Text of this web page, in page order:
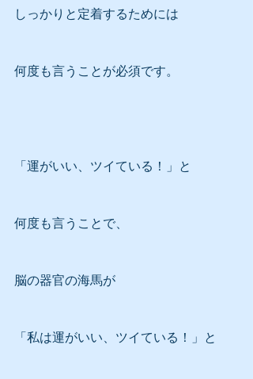
しっかりと定着するためには
何度も言うことが必須です。
「運がいい、ツイている！」と
何度も言うことで、
脳の器官の海馬が
「私は運がいい、ツイている！」と